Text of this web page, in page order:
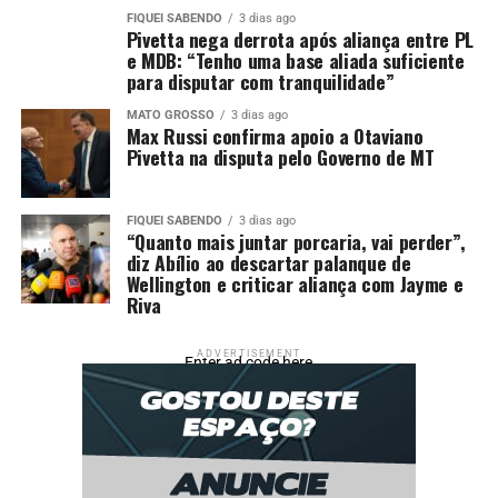
competitivo, longas jornadas em frente às telas,
privação do sono, uso de psicoestimulantes e alta
exigência de desempenho, que podem estar relacionados
ao desenvolvimento do bruxismo”, explica Caio Sberni
Pinheiro de Souza, mestrando que é um dos
coordenadores da pesquisa.
Os pesquisadores buscam novos voluntários para obter
dados mais robustos. Os interessados devem responder a
um questionário on-line que . A ideia é analisar como
fatores como estresse, rotina intensa e hábitos
emocionais dos jogadores podem se relacionar ao
O tempo estimado para o preenchimento do
questionário é de 10 minutos, com perguntas sobre
rotina, dores, estado emocional e qualidade de vida. Se
mais de 60% das respostas indicarem sinais de bruxismo,
o jogador pode ser convidado a participar de uma nova
FIQUEI SABENDO 3 dias ago
Pivetta nega derrota após aliança entre PL
e MDB: “Tenho uma base aliada suficiente
para disputar com tranquilidade”
MATO GROSSO 3 dias ago
Max Russi confirma apoio a Otaviano
Pivetta na disputa pelo Governo de MT
FIQUEI SABENDO 3 dias ago
“Quanto mais juntar porcaria, vai perder”,
diz Abílio ao descartar palanque de
Wellington e criticar aliança com Jayme e
Riva
ADVERTISEMENT
Enter ad code here